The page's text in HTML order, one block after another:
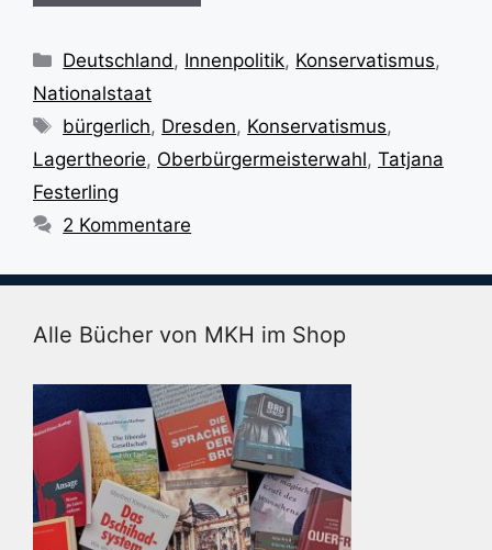
Kategorien
Deutschland, Innenpolitik, Konservatismus,
Nationalstaat
Schlagwörter
bürgerlich, Dresden, Konservatismus,
Lagertheorie, Oberbürgermeisterwahl, Tatjana
Festerling
2 Kommentare
Alle Bücher von MKH im Shop